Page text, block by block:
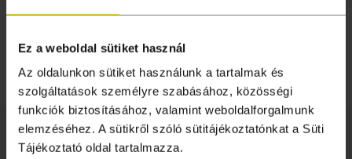
Ez a weboldal sütiket használ
Az oldalunkon sütiket használunk a tartalmak és
szolgáltatások személyre szabásához, közösségi
funkciók biztosításához, valamint weboldalforgalmunk
elemzéséhez. A sütikről szóló sütitájékoztatónkat a Süti
Tájékoztató oldal tartalmazza.
szombat
vasárnap augusztus 16.
32 33 34 35 36 37 38 39
INFORMÁCIÓ